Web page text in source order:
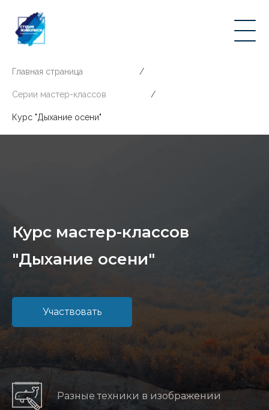
Главная страница /
Серии мастер-классов /
Курс "Дыхание осени"
Курс мастер-классов
"Дыхание осени"
Участвовать
Разные техники в изображении